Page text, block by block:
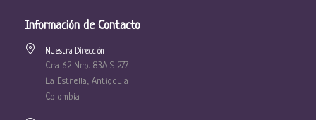
Información de Contacto
Nuestra Dirección
Cra 62 Nro. 83A S 277
La Estrella, Antioquia
Colombia